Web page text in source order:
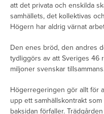
att det privata och enskilda
samhällets, det kollektivas
Högern har aldrig värnat
Den enes bröd, den andres
tydliggörs av att Sveriges 46
miljoner svenskar
Högerregeringen gör allt för
upp ett samhällskontrakt
baksidan förfaller.